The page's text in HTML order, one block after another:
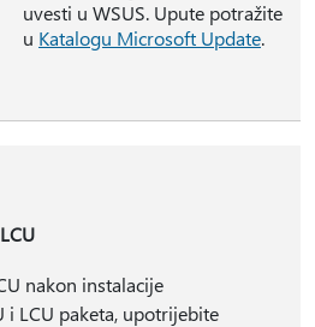
uvesti u WSUS. Upute potražite
u Katalogu Microsoft Update.
nakon instalacije
i LCU paketa, upotrijebite